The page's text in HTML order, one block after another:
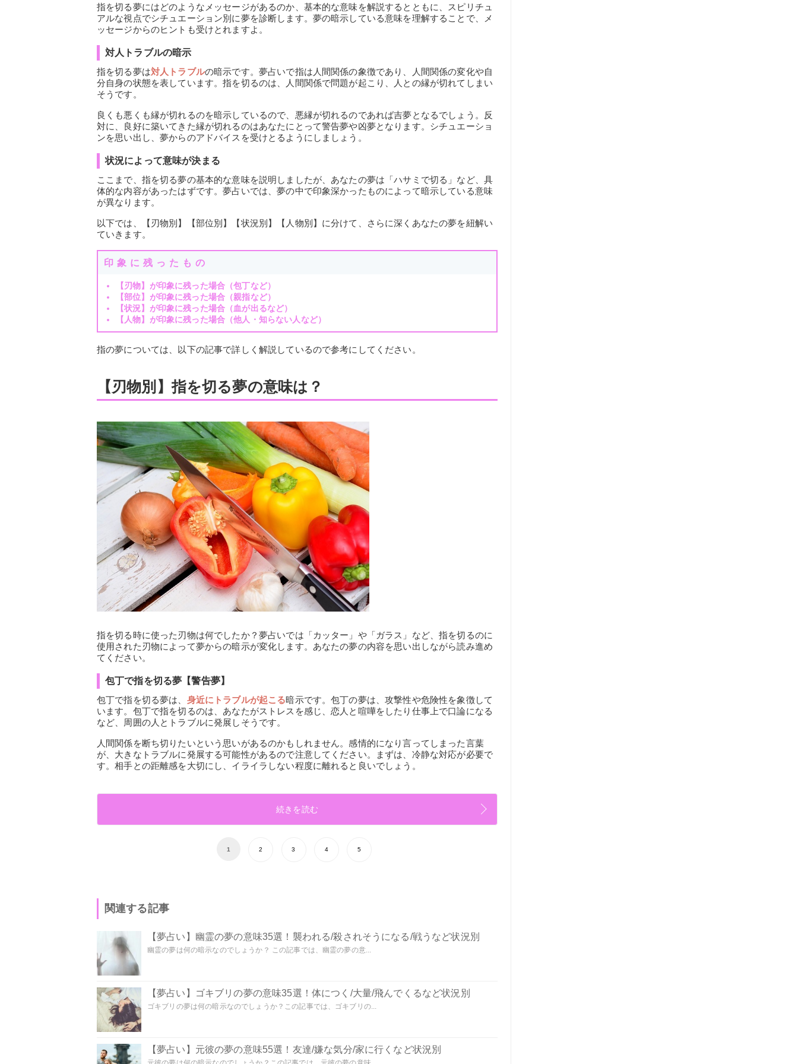
指を切る夢にはどのようなメッセージがあるのか、基本的な意味を解説するとともに、スピリチュ
アルな視点でシチュエーション別に夢を診断します。夢の暗示している意味を理解することで、メ
ッセージからのヒントも受けとれますよ。
対人トラブルの暗示
指を切る夢は対人トラブルの暗示です。夢占いで指は人間関係の象徴であり、人間関係の変化や自
分自身の状態を表しています。指を切るのは、人間関係で問題が起こり、人との縁が切れてしまい
そうです。
良くも悪くも縁が切れるのを暗示しているので、悪縁が切れるのであれば吉夢となるでしょう。反
対に、良好に築いてきた縁が切れるのはあなたにとって警告夢や凶夢となります。シチュエーショ
ンを思い出し、夢からのアドバイスを受けとるようにしましょう。
状況によって意味が決まる
ここまで、指を切る夢の基本的な意味を説明しましたが、あなたの夢は「ハサミで切る」など、具
体的な内容があったはずです。夢占いでは、夢の中で印象深かったものによって暗示している意味
が異なります。
以下では、【刃物別】【部位別】【状況別】【人物別】に分けて、さらに深くあなたの夢を紐解い
ていきます。
印象に残ったもの
【刃物】が印象に残った場合（包丁など）
【部位】が印象に残った場合（親指など）
【状況】が印象に残った場合（血が出るなど）
【人物】が印象に残った場合（他人・知らない人など）
指の夢については、以下の記事で詳しく解説しているので参考にしてください。
【刃物別】指を切る夢の意味は？
指を切る時に使った刃物は何でしたか？夢占いでは「カッター」や「ガラス」など、指を切るのに
使用された刃物によって夢からの暗示が変化します。あなたの夢の内容を思い出しながら読み進め
てください。
包丁で指を切る夢【警告夢】
包丁で指を切る夢は、 身近にトラブルが起こる暗示です。包丁の夢は、攻撃性や危険性を象徴して
います。包丁で指を切るのは、あなたがストレスを感じ、恋人と喧嘩をしたり仕事上で口論になる
など、周囲の人とトラブルに発展しそうです。
人間関係を断ち切りたいという思いがあるのかもしれません。感情的になり言ってしまった言葉
が、大きなトラブルに発展する可能性があるので注意してください。まずは、冷静な対応が必要で
す。相手との距離感を大切にし、イライラしない程度に離れると良いでしょう。
続きを読む
1 2 3 4 5
関連する記事
【夢占い】幽霊の夢の意味35選！襲われる/殺されそうになる/戦うなど状況別
幽霊の夢は何の暗示なのでしょうか？ この記事では、幽霊の夢の意...
【夢占い】ゴキブリの夢の意味35選！体につく/大量/飛んでくるなど状況別
ゴキブリの夢は何の暗示なのでしょうか？この記事では、ゴキブリの...
【夢占い】元彼の夢の意味55選！友達/嫌な気分/家に行くなど状況別